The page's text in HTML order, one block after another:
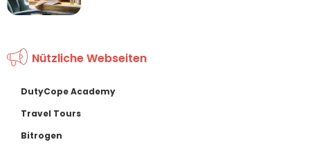
Nützliche Webseiten
DutyCope Academy
Travel Tours
Bitrogen